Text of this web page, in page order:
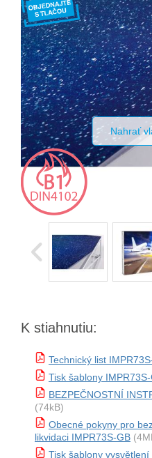
Nahrať
K stiahnutiu:
Technický list
Tisk šablony
BEZPEČNOSTNÍ
(74kB)
Obecné pokyny pro
likvidaci IMPR73S-GB
Tisk šablony vysvětlení